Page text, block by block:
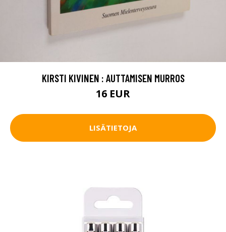
KIRSTI KIVINEN : AUTTAMISEN MURROS
16 EUR
LISÄTIETOJA